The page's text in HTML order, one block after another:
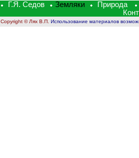
Г.Я. Седов Земляки
Природа
Copyright © Лях В.П.Использование материалов